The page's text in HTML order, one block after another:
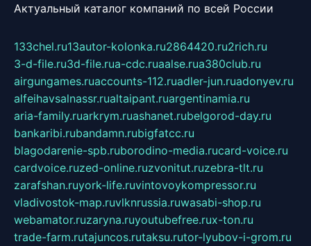
Актуальный каталог компаний по всей России
133chel.ru13autor-kolonka.ru2864420.ru2rich.ru
3-d-file.ru3d-file.rua-cdc.ruaalse.rua380club.ru
airgungames.ruaccounts-112.ruadler-jun.ruadonyev.ru
alfeihavsalnassr.rualtaipant.ruargentinamia.ru
aria-family.ruarkrym.ruashanet.rubelgorod-day.ru
bankaribi.rubandamn.rubigfatcc.ru
blagodarenie-spb.ruborodino-media.rucard-voice.ru
cardvoice.ruzed-online.ruzvonitut.ruzebra-tlt.ru
zarafshan.ruyork-life.ruvintovoykompressor.ru
vladivostok-map.ruvlknrussia.ruwasabi-shop.ru
webamator.ruzaryna.ruyoutubefree.rux-ton.ru
trade-farm.rutajuncos.rutaksu.rutor-lyubov-i-grom.ru